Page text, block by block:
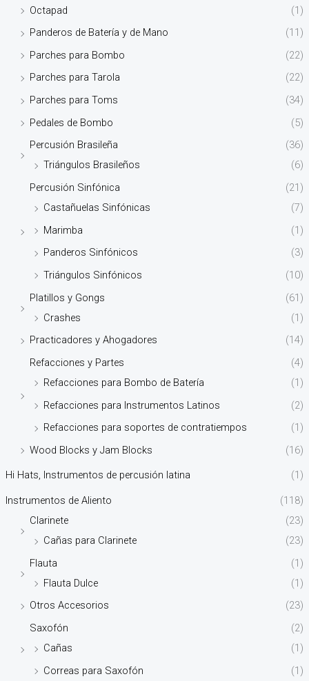
Octapad
(1)
Panderos de Batería y de Mano
(11)
Parches para Bombo
(22)
Parches para Tarola
(22)
Parches para Toms
(34)
Pedales de Bombo
(5)
Percusión Brasileña
(36)
Triángulos Brasileños
(6)
Percusión Sinfónica
(21)
Castañuelas Sinfónicas
(7)
Marimba
(1)
Panderos Sinfónicos
(3)
Triángulos Sinfónicos
(10)
Platillos y Gongs
(61)
Crashes
(1)
Practicadores y Ahogadores
(14)
Refacciones y Partes
(4)
Refacciones para Bombo de Batería
(1)
Refacciones para Instrumentos Latinos
(2)
Refacciones para soportes de contratiempos
(1)
Wood Blocks y Jam Blocks
(16)
Hi Hats, Instrumentos de percusión latina (1)
Instrumentos de Aliento
(118)
Clarinete
(23)
Cañas para Clarinete
(23)
Flauta
(1)
Flauta Dulce
(1)
Otros Accesorios
(23)
Saxofón
(2)
Cañas
(1)
Correas para Saxofón
(1)